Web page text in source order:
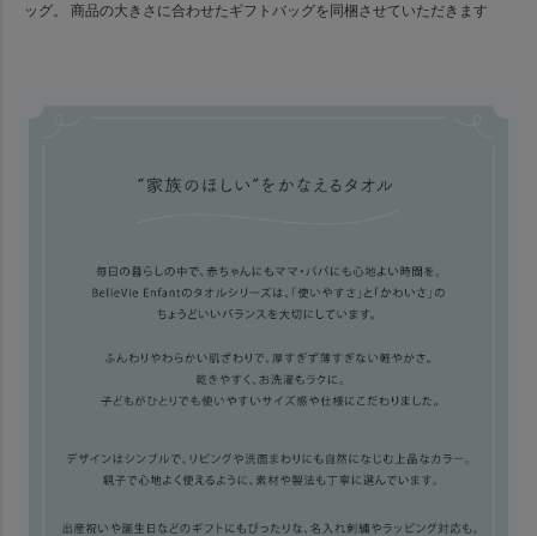
ッグ。
商品の大きさに合わせたギフトバッグを同梱させていただきます